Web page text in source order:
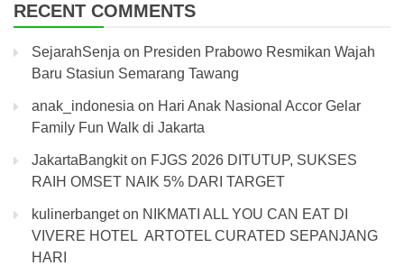
RECENT COMMENTS
SejarahSenja on Presiden Prabowo Resmikan Wajah
Baru Stasiun Semarang Tawang
anak_indonesia on Hari Anak Nasional Accor Gelar
Family Fun Walk di Jakarta
JakartaBangkiton FJGS 2026 DITUTUP, SUKSES
RAIH OMSET NAIK 5% DARI TARGET
kulinerbangeton NIKMATI ALL YOU CAN EAT DI
VIVERE HOTEL ARTOTEL CURATED SEPANJANG
HARI